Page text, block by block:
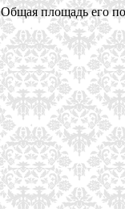
площадь его